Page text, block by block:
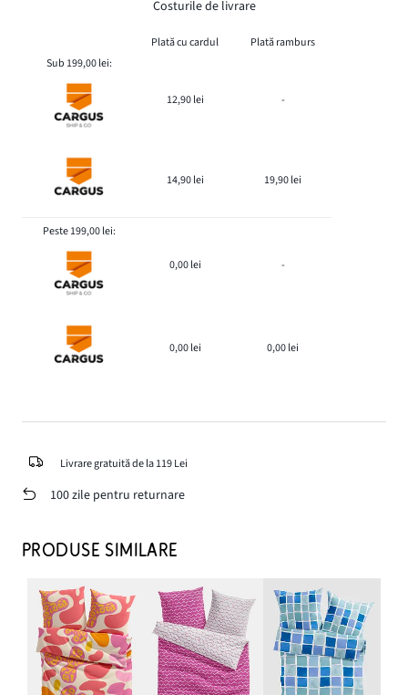
Costurile de livrare
Plată cu cardul
Plată ramburs
Sub 199,00 lei:
12,90 lei -
14,90 lei 19,90 lei
Peste 199,00 lei:
0,00 lei -
0,00 lei 0,00 lei
Livrare gratuită de la 119 Lei
100 zile pentru returnare
PRODUSE SIMILARE